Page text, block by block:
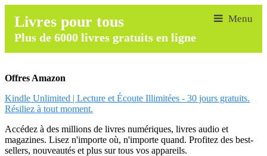
Livres pour tous
Plus de 6000 livres gratuits en ligne
Offres Amazon
Kindle Unlimited | Lecture et Écoute Illimitées - 30 jours gratuits.
Résiliez à tout moment.
Accédez à des millions de livres numériques, livres audio et
magazines. Lisez n'importe où, n'importe quand. Profitez des best-
sellers, nouveautés et plus sur tous vos appareils.